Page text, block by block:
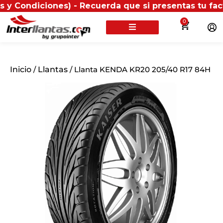
- Recuerda que si presentas tu factura
0
Inicio / Llantas / Llanta KENDA KR20 205/40 R17 84H